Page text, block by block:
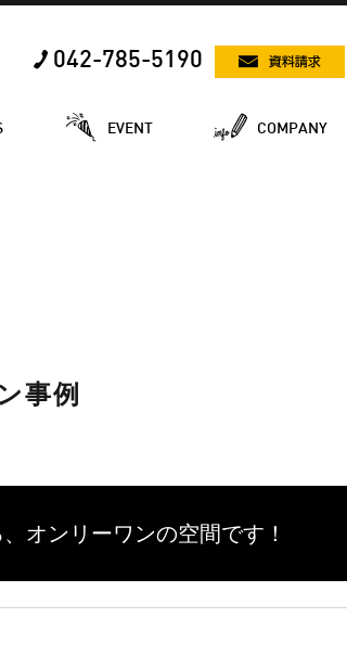
042-785-5190
EVENT COMPANY
事例
オンリーワンの空間です！